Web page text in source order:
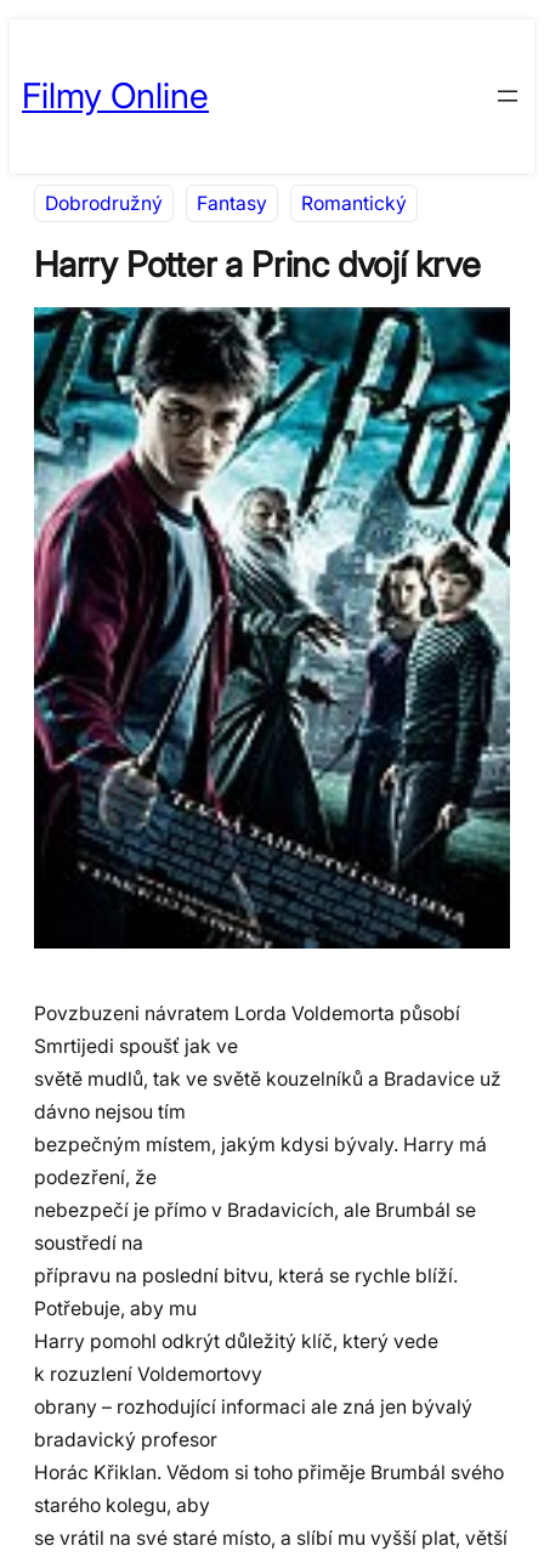
obsah
content
Filmy Online
Dobrodružný Fantasy Romantický
Harry Potter a Princ dvojí krve
Povzbuzeni návratem Lorda Voldemorta působí
Smrtijedi spoušť jak ve
světě mudlů, tak ve světě kouzelníků a Bradavice už
dávno nejsou tím
bezpečným místem, jakým kdysi bývaly. Harry má
podezření, že
nebezpečí je přímo v Bradavicích, ale Brumbál se
soustředí na
přípravu na poslední bitvu, která se rychle blíží.
Potřebuje, aby mu
Harry pomohl odkrýt důležitý klíč, který vede
k rozuzlení Voldemortovy
obrany – rozhodující informaci ale zná jen bývalý
bradavický profesor
Horác Křiklan. Vědom si toho přiměje Brumbál svého
starého kolegu, aby
se vrátil na své staré místo, a slíbí mu vyšší plat, větší